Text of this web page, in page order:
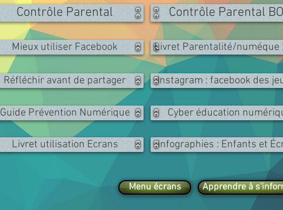
Apprendre à
Contrôle Parental
Instagram : facebook des
Réfléchir avant de partager
Contrôle Parental
Mieux utiliser Facebook Livret Parentalité/numéque
Guide Prévention Numérique Cyber éducation
Livret utilisation Ecrans
Menu écrans
infographies : Enfants et